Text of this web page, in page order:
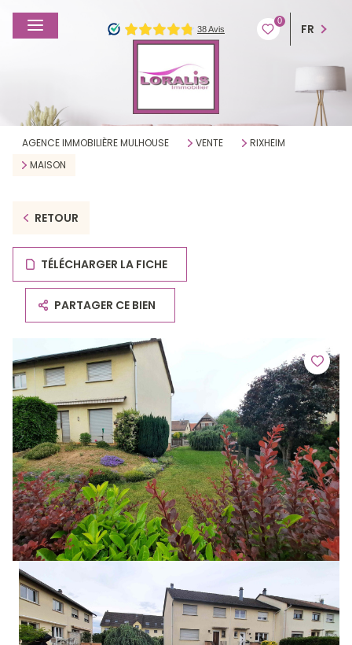
0
FR
AGENCE IMMOBILIÈRE MULHOUSE VENTE
RIXHEIM
MAISON
RETOUR
TÉLÉCHARGER LA FICHE
PARTAGER CE BIEN